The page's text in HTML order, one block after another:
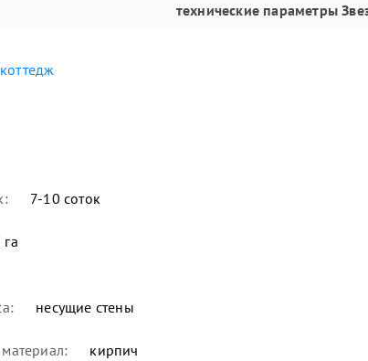
технические параметры
коттедж
7-10 соток
га
несущие стены
кирпич